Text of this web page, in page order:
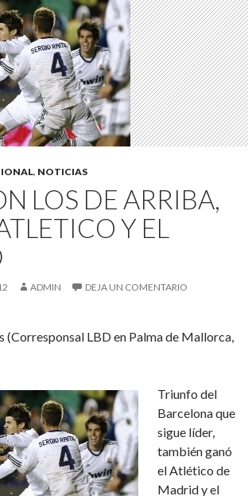
, NOTICIAS
LOS DE ARRIBA,
Y EL
ADMIN DEJA UN COMENTARIO
(Corresponsal LBD en Palma de Mallorca,
Triunfo del
Barcelona que
sigue líder,
también ganó
el Atlético de
Madrid y el